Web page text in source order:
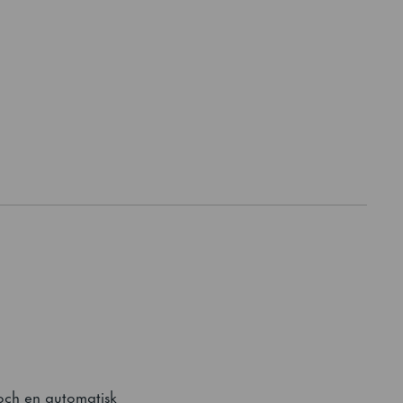
en automatisk